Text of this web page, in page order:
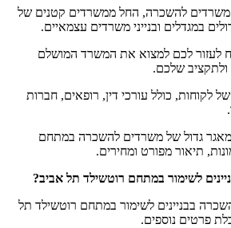
משרדים להשכרה, החל ממשרדים קטנים של
לעזור לכם למצוא את המשרד המושלם
שלכם.
לקוחות, כולל עורכי דין, רופאים, חברות
מאגר גדול של משרדים להשכרה במתחם
תיאור מפורט ומחירים.
לשימור במתחם רוטשילד תל אביב?
בבניינים לשימור במתחם רוטשילד תל
פרטים נוספים.